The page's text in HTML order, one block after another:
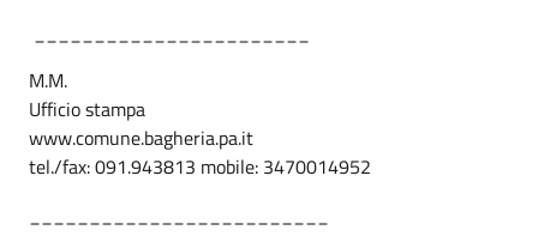
M.M.
Ufficio stampa
www.comune.bagheria.pa.it
tel./fax: 091.943813 mobile: 3470014952